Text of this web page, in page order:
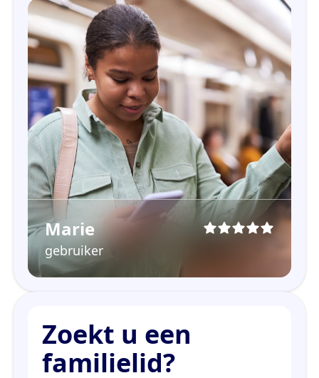
Marie
gebruiker
Zoekt u een
familielid?